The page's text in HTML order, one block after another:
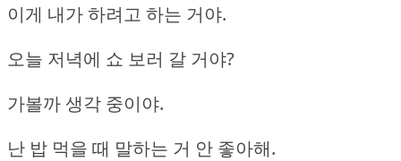
이게 내가 하려고 하는 거야.
오늘 저녁에 쇼 보러 갈 거야?
가볼까 생각 중이야.
난 밥 먹을 때 말하는 거 안 좋아해.